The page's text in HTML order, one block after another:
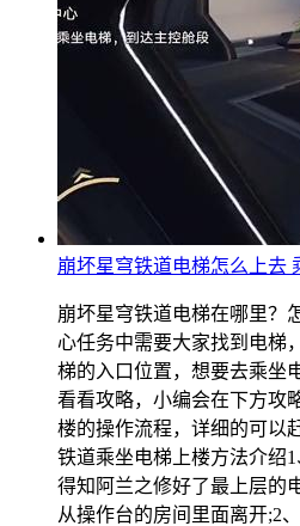
崩坏星穹铁道电梯怎么上去
崩坏星穹铁道电梯在哪里？
心任务中需要大家找到电梯
梯的入口位置，想要去乘坐
看看攻略，小编会在下方攻
楼的操作流程，详细的可以
铁道乘坐电梯上楼方法介绍
得知阿兰之修好了最上层的
从操作台的房间里面离开;2